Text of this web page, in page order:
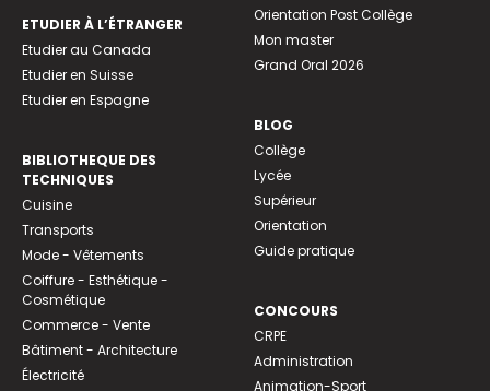
ETUDIER À L’ÉTRANGER
Etudier au Canada
Etudier en Suisse
Etudier en Espagne
BIBLIOTHEQUE DES
TECHNIQUES
Cuisine
Transports
Mode - Vêtements
Coiffure - Esthétique -
Cosmétique
Commerce - Vente
Bâtiment - Architecture
Électricité
Orientation Post Collège
Mon master
Grand Oral 2026
BLOG
Collège
Lycée
Supérieur
Orientation
Guide pratique
CONCOURS
CRPE
Administration
Animation-Sport